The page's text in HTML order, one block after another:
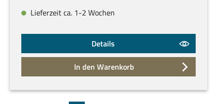
Lieferzeit ca. 1-2 Wochen
Details
In den Warenkorb